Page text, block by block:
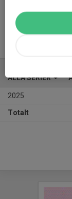
Jad har
det. Spelar
ALLA SERIER
2025
Totalt